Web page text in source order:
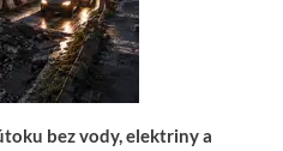
bez vody, elektriny a